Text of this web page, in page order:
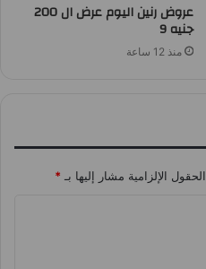
عروض رنين اليوم عرض ال 200
جنيه 9
منذ 12 ساعة
الحقول الإلزامية مشار إليها بـ *